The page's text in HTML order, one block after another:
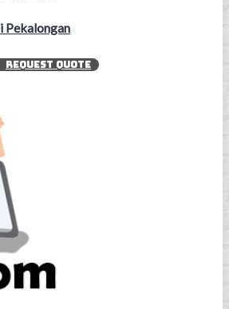
Pekalongan
REQUEST QUOTE